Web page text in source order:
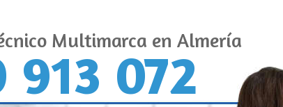
Multimarca en Almería
913 072